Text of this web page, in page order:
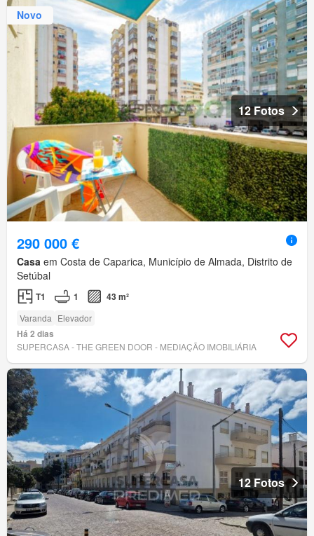
Novo
12 Fotos
290 000 €
Casa em Costa de Caparica, Município de Almada, Distrito de
Setúbal
T1 1 43 m²
Varanda Elevador
Há 2 dias
SUPERCASA - THE GREEN DOOR - MEDIAÇÃO IMOBILIÁRIA
12 Fotos